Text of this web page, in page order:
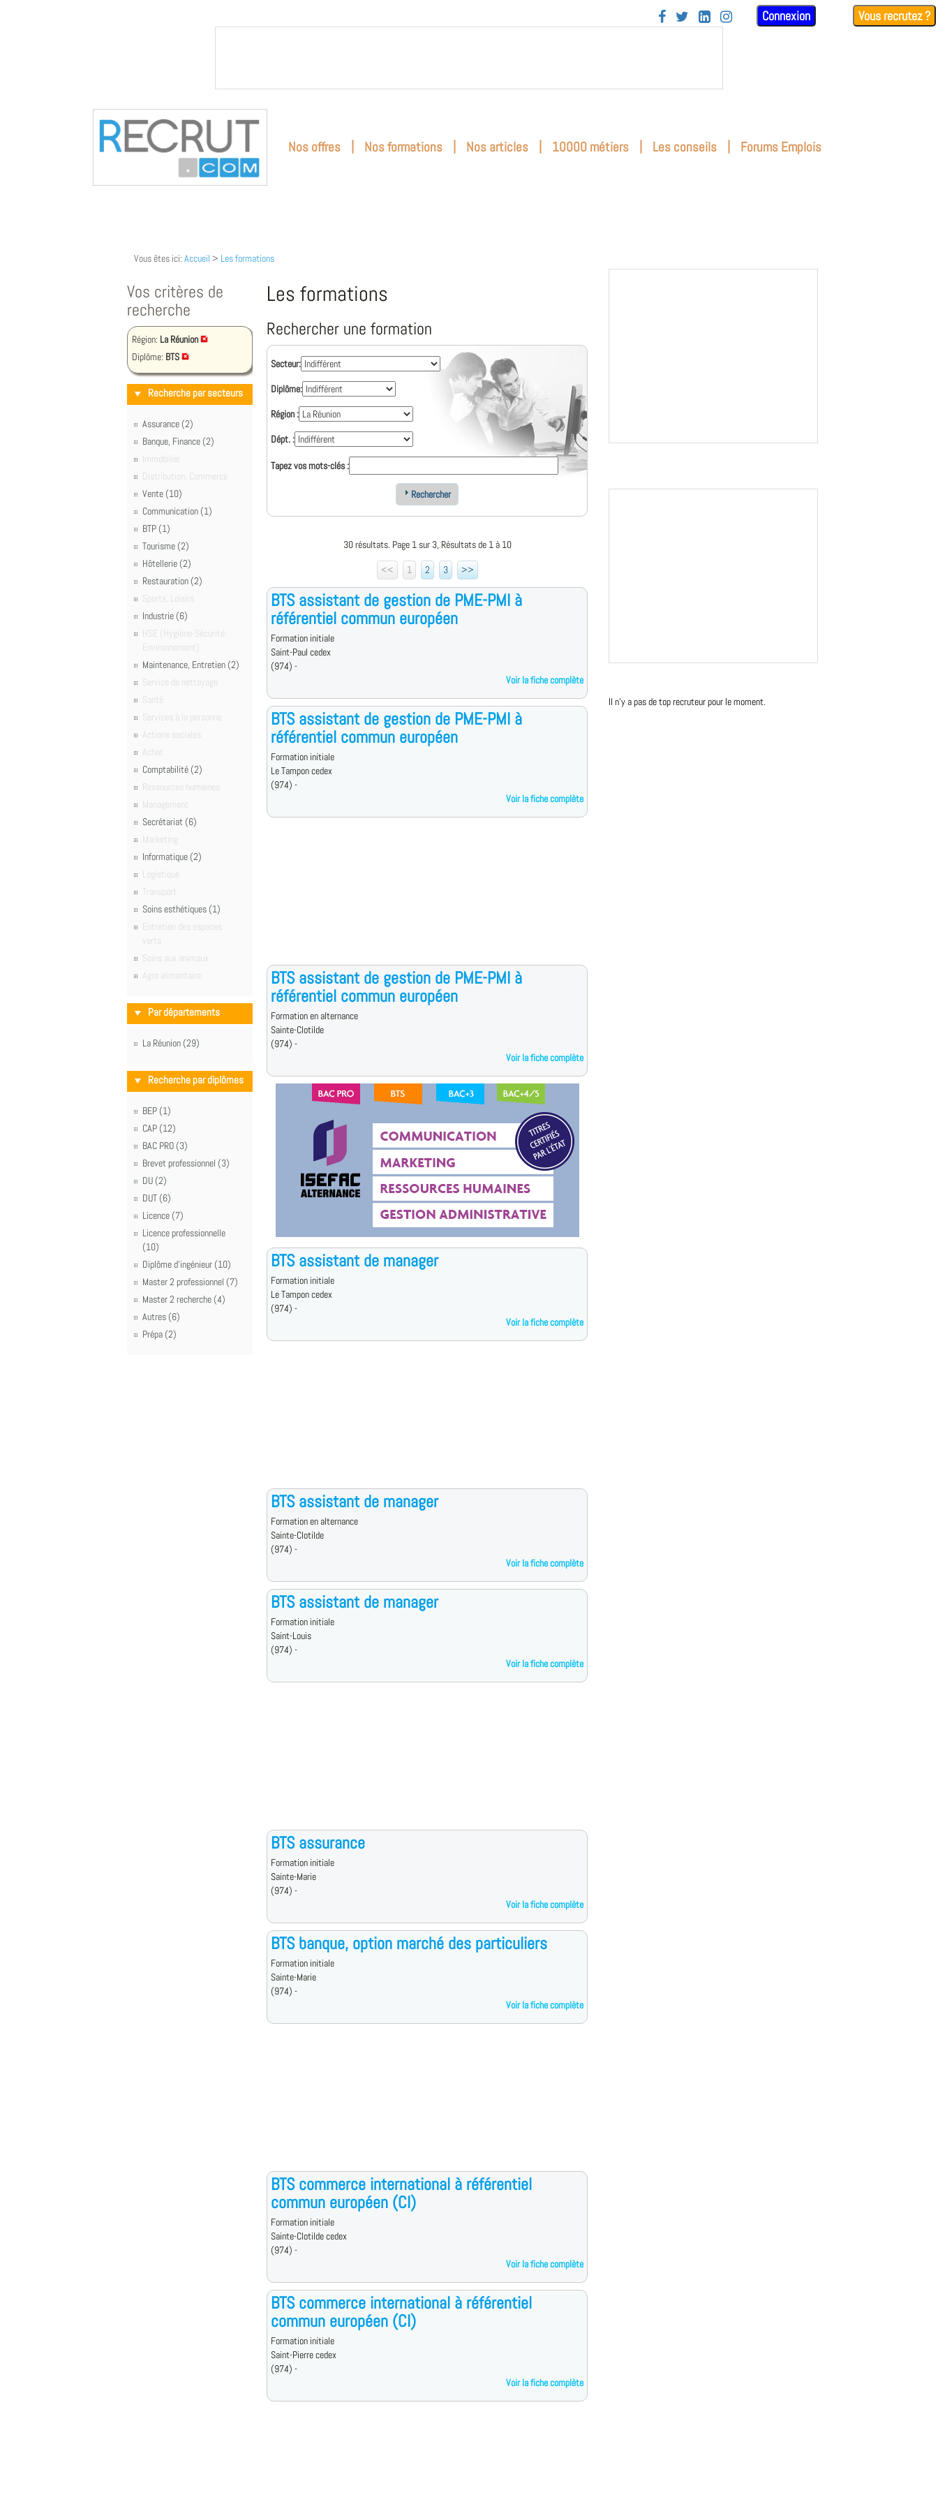
    Connexion Vous recrutez ?
Nos offres | Nos formations | Nos articles | 10000 métiers | Les conseils | Forums Emplois
Vous êtes ici: Accueil > Les formations
Vos critères de
recherche
Région: La Réunion
Diplôme: BTS
Recherche par secteurs
Assurance (2)
Banque, Finance (2)
Immobilier
Distribution, Commerce
Vente (10)
Communication (1)
BTP (1)
Tourisme (2)
Hôtellerie (2)
Restauration (2)
Sports, Loisirs
Industrie (6)
HSE (Hygiène-Sécurité-
Environnement)
Maintenance, Entretien (2)
Service de nettoyage
Santé
Services à la personne
Actions sociales
Achat
Comptabilité (2)
Ressources humaines
Management
Secrétariat (6)
Marketing
Informatique (2)
Logistique
Transport
Soins esthétiques (1)
Entretien des espaces
verts
Soins aux animaux
Agro alimentaire
Par départements
La Réunion (29)
Recherche par diplômes
BEP (1)
CAP (12)
BAC PRO (3)
Brevet professionnel (3)
DU (2)
DUT (6)
Licence (7)
Licence professionnelle
(10)
Diplôme d'ingénieur (10)
Master 2 professionnel (7)
Master 2 recherche (4)
Autres (6)
Prépa (2)
Les formations
Rechercher une formation
Secteur:
Diplôme:
Région :
Dépt. :
Tapez vos mots-clés :
Rechercher
30 résultats. Page 1 sur 3, Résultats de 1 à 10
<<
1 2 3 >>
BTS assistant de gestion de PME-PMI à
référentiel commun européen
Formation initiale
Saint-Paul cedex
(974) -
Voir la fiche complète
BTS assistant de gestion de PME-PMI à
référentiel commun européen
Formation initiale
Le Tampon cedex
(974) -
Voir la fiche complète
BTS assistant de gestion de PME-PMI à
référentiel commun européen
Formation en alternance
Sainte-Clotilde
(974) -
Voir la fiche complète
BTS assistant de manager
Formation initiale
Le Tampon cedex
(974) -
Voir la fiche complète
BTS assistant de manager
Formation en alternance
Sainte-Clotilde
(974) -
Voir la fiche complète
BTS assistant de manager
Formation initiale
Saint-Louis
(974) -
Voir la fiche complète
BTS assurance
Formation initiale
Sainte-Marie
(974) -
Voir la fiche complète
BTS banque, option marché des particuliers
Formation initiale
Sainte-Marie
(974) -
Voir la fiche complète
BTS commerce international à référentiel
commun européen (CI)
Formation initiale
Sainte-Clotilde cedex
(974) -
Voir la fiche complète
BTS commerce international à référentiel
commun européen (CI)
Formation initiale
Saint-Pierre cedex
(974) -
Voir la fiche complète
Il n'y a pas de top recruteur pour le moment.